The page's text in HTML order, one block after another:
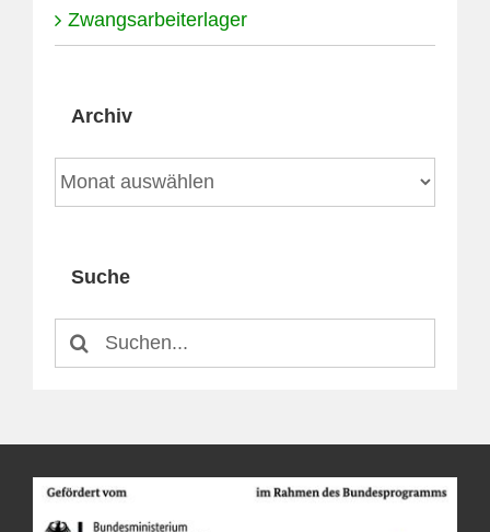
Zwangsarbeiterlager
Archiv
Archiv
Suche
Suche
nach: